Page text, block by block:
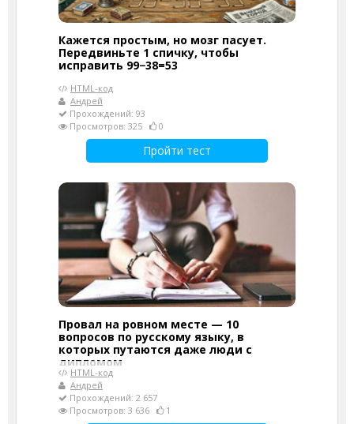
Кажется простым, но мозг пасует.
Передвиньте 1 спичку, чтобы
исправить 99−38=53
HTML-код
Андрей
Прохождений: 93
Просмотров: 325
0
Пройти тест
Провал на ровном месте — 10
вопросов по русскому языку, в
которых путаются даже люди с
дипломом
HTML-код
Андрей
Прохождений: 2 657
Просмотров: 3 636
1